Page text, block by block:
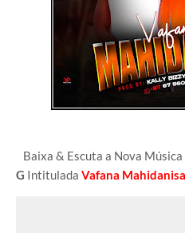
Baixa & Escuta a Nova
G Intitulada Vafana Mahidanisa